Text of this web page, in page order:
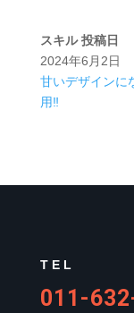
スキル 投稿日
2024年6月2日
甘いデザインに
用‼︎
TEL
011-